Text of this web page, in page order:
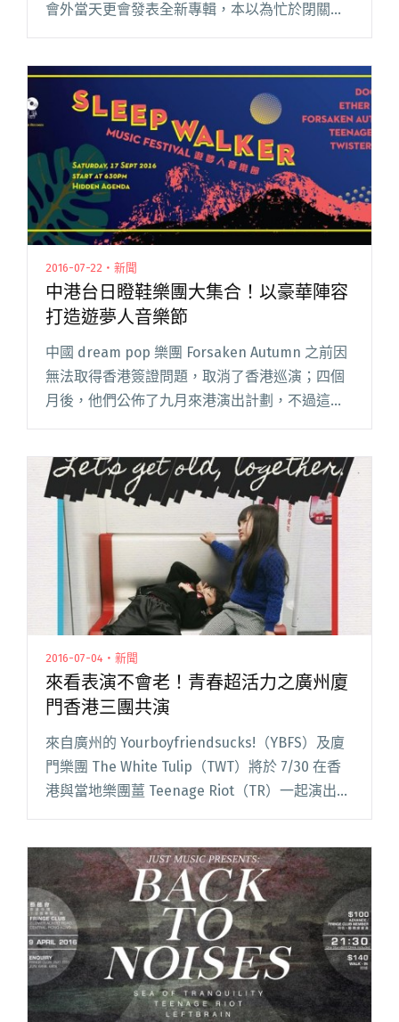
會外當天更會發表全新專輯，本以為忙於閉關錄
音與彩排的他們在演唱會前應無大動作，然而昨
繼續一貫閱讀全文 "my little airport 重口味激進
十八禁新曲〈攻陷你的西〉"
2016-07-22・新聞
中港台日瞪鞋樂團大集合！以豪華陣容
打造遊夢人音樂節
中國 dream pop 樂團 Forsaken Autumn 之前因
無法取得香港簽證問題，取消了香港巡演；四個
月後，他們公佈了九月來港演出計劃，不過這次
日瞪鞋樂團大集合！以豪華陣容打造遊夢人音樂
節"
2016-07-04・新聞
來看表演不會老！青春超活力之廣州廈
門香港三團共演
來自廣州的 Yourboyfriendsucks!（YBFS）及廈
門樂團 The White Tulip（TWT）將於 7/30 在香
港與當地樂團薑 Teenage Riot（TR）一起演出，
帶來一場非常 indie rock 的音樂會。 閱讀全文
團共演"